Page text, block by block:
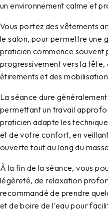
un environnement calme et
Vous portez des vêtements
le salon, pour permettre une
praticien commence souvent
progressivement vers la tête,
étirements et des
La séance dure
permettant un travail
praticien adapte les
et de votre confort, en
ouverte tout au long du
À la fin de la séance, vous
légèreté, de relaxation
recommandé de prendre
et de boire de l'eau pour